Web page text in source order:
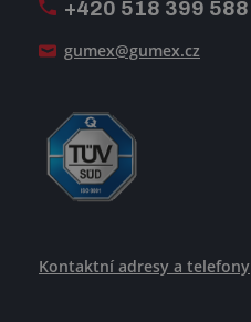
+420 518 399 588
gumex@gumex.cz
Kontaktní adresy a telefony